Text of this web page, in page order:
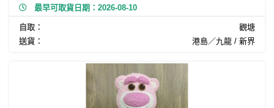
最早可取貨日期：2026-08-10
自取：
觀塘
送貨：
港島／九龍 / 新界